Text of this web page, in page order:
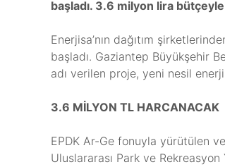
başladı. 3.6 milyon lira
Enerjisa’nın dağıtım
başladı. Gaziantep Büyükşehir
adı verilen proje, yeni nesil enerji
3.6 MİLYON TL HARCANACAK
EPDK Ar-Ge fonuyla yürütülen
Uluslararası Park ve